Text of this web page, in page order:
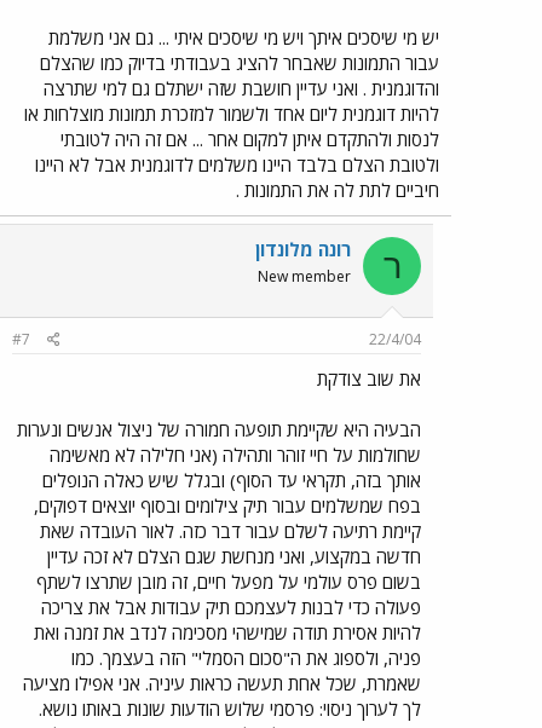
יש מי שיסכים איתך ויש מי שיסכים איתי ... גם אני משלמת
עבור התמונות שאבחר להציג בעבודתי בדיוק כמו שהצלם
והדוגמנית . ואני עדיין חושבת שזה ישתלם גם למי שתרצה
להיות דוגמנית ליום אחד ולשמור למזכרת תמונות מוצלחות או
לנסות ולהתקדם איתן למקום אחר ... אם זה היה לטובתי
ולטובת הצלם בלבד היינו משלמים לדוגמנית אבל לא היינו
חיביים לתת לה את התמונות .
ר רונה מלונדון
New member
22/4/04
#7
את שוב צודקת
הבעיה היא שקיימת תופעה חמורה של ניצול אנשים ונערות
שחולמות על חיי זוהר ותהילה (אני חלילה לא מאשימה
אותך בזה, תקראי עד הסוף) ובגלל שיש כאלה הנופלים
בפח שמשלמים עבור תיק צילומים ובסוף יוצאים דפוקים,
קיימת רתיעה לשלם עבור דבר כזה. לאור העובדה שאת
חדשה במקצוע, ואני מנחשת שגם הצלם לא זכה עדיין
בשום פרס עולמי על מפעל חיים, זה מובן שתרצו לשתף
פעולה כדי לבנות לעצמכם תיק עבודות אבל את צריכה
להיות אסירת תודה שמישהי מסכימה לנדב את זמנה ואת
פניה, ולספוג את ה"סכום הסמלי" הזה בעצמך. כמו
שאמרת, שכל אחת תעשה כראות עיניה. אני אפילו מציעה
לך לערוך ניסוי: פרסמי שלוש הודעות שונות באותו נושא.